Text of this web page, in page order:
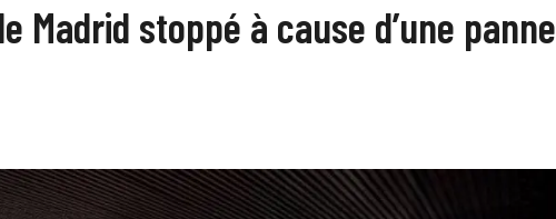
Madrid stoppé à cause d’une panne